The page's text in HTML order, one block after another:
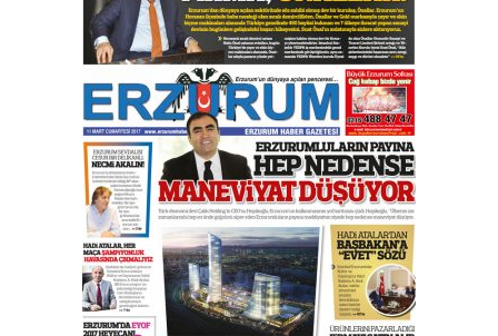
yönetimdekiler aşağı
çekmemeli!
17 Şubat 2026 SalıOrhan BOZKURT
Bir fotoğraf, bir şehir, bir
gazeteci… Dizginler kimin
elinde?
31 Mart 2026 Salı
A. Berhan Yılmaz
BİR BÖLÜM DEĞİL, BİR ÖMÜR
SEÇİYORSUNUZ… “NEDEN
ATATÜRK ÜNİVERSİTESİ?”
28 Temmuz 2026 Salı
Ahmet Gökhan YAZICI
Ahmed Yesevi’den bir Alperen…
”Reisimiz” idi… Hakka yürüdü.!
26 Mart 2026 Perşembe